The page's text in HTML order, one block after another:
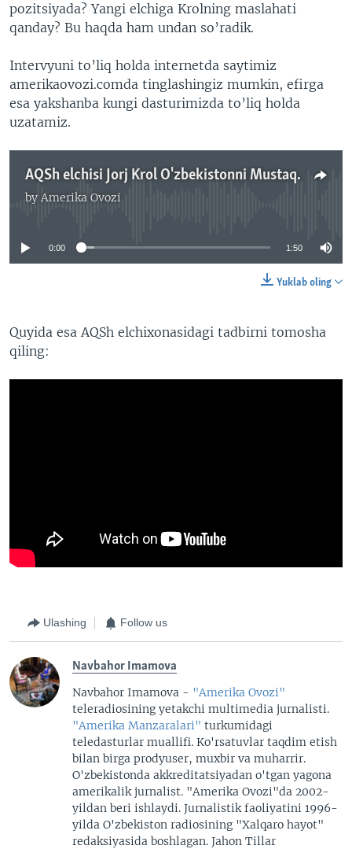
pozitsiyada? Yangi elchiga Krolning maslahati
qanday? Bu haqda ham undan so’radik.
Intervyuni to’liq holda internetda saytimiz
amerikaovozi.comda tinglashingiz mumkin, efirga
esa yakshanba kungi dasturimizda to’liq holda
uzatamiz.
AQSh elchisi Jorj Krol O'zbekistonni Mustaqillik kuni bilan tabrikladi - o'zbek tilida
by Amerika Ovozi
No media source currently available
0:00 1:50
Yuklab oling
Quyida esa AQSh elchixonasidagi tadbirni tomosha
qiling:
Ulashing Follow us
Navbahor Imamova
Navbahor Imamova - "Amerika Ovozi"
teleradiosining yetakchi multimedia jurnalisti.
"Amerika Manzaralari" turkumidagi
teledasturlar muallifi. Ko'rsatuvlar taqdim etish
bilan birga prodyuser, muxbir va muharrir.
O'zbekistonda akkreditatsiyadan o'tgan yagona
amerikalik jurnalist. "Amerika Ovozi"da 2002-
yildan beri ishlaydi. Jurnalistik faoliyatini 1996-
yilda O'zbekiston radiosining "Xalqaro hayot"
redaksiyasida boshlagan. Jahon Tillar